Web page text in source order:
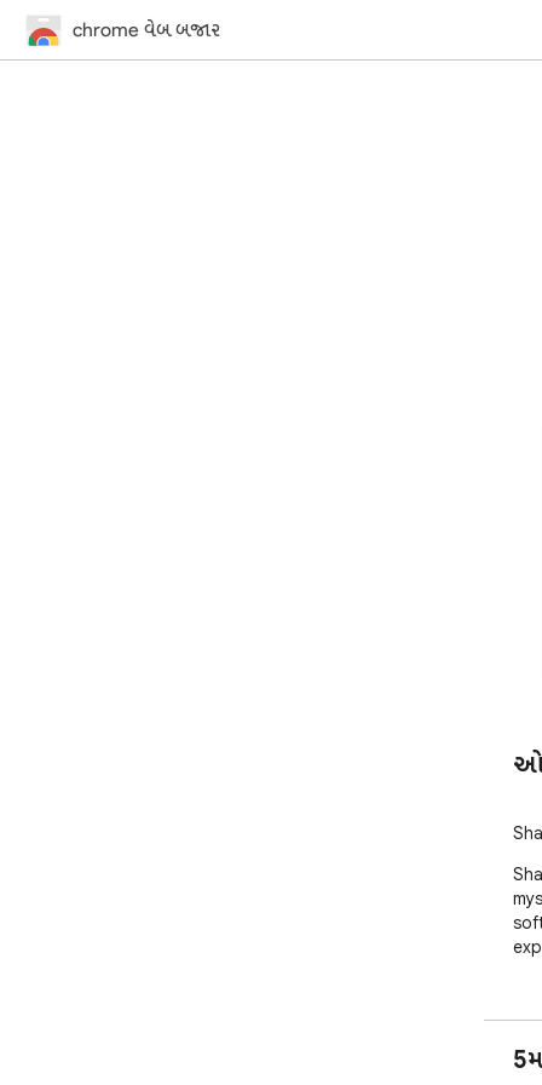
chrome વેબ બજાર